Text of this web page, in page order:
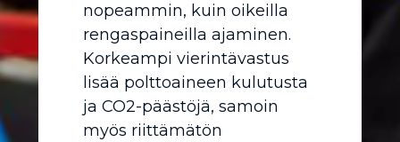
nopeammin, kuin oikeilla
rengaspaineilla ajaminen.
Korkeampi vierintävastus
lisää polttoaineen kulutusta
ja CO2-päästöjä, samoin
myös riittämätön